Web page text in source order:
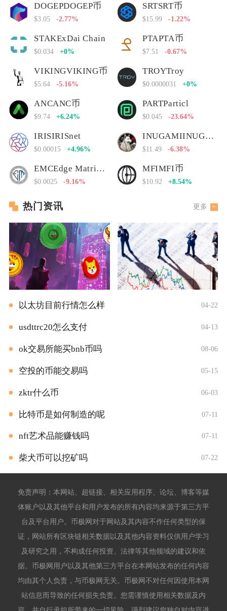
DOGEPDOGEP币
$3.05 -2.77%
SRTSRT币
$15.99 -1.22%
STAKExDai Chain
$0.034 +0%
PTAPTA币
$7.51 -0.67%
VIKINGVIKING币
$5.64 -5.16%
TROYTroy
$0.0000031 +0%
ANCANC币
$9.74 +6.24%
PARTParticl
$0.045 -23.64%
IRISIRISnet
$0.00015 +4.96%
INUGAMIINUGAMI币
$11.49 -6.38%
EMCEdge Matrix Chain
$0.0025 -9.16%
MFIMFI币
$10.92 +8.54%
热门资讯 更多
以太坊目前行情怎么样 04-22
usdttrc20怎么支付 04-13
ok交易所能买bnb币吗 08-06
空投的币能交易吗 05-15
zktr什么币 06-03
比特币是如何制造的呢 07-11
nft艺术品能赚钱吗 07-11
柴犬币可以挖矿吗 07-22
免责声明：本网站、超链接、相关应用程序、论坛、博客等媒
体账户以及其他平台和用户发布的所有内容均来源于第三方平
台及平台用户。币极网对于网站及其内容不作任何类型的保
证，网站所有区块链相关数据以及其他内容资料仅供用户学习
及研究之用，不构成任何投资、法律等其他领域的建议和依
据。币极网用户以及其他第三方平台在本网站发布的任何内容
均由其个人负责，与币极网无关。币极网不对任何因使用本网
站信息而导致的任何损失负责。您需谨慎使用相关数据及内